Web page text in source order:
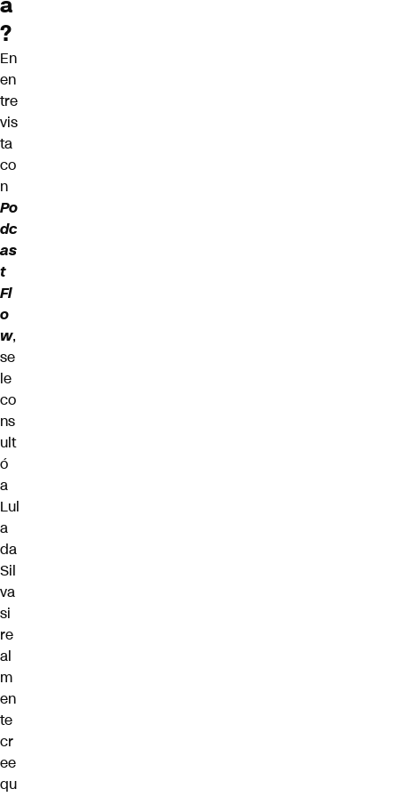
?
En
en
tre
vis
ta
co
n
Po
dc
as
t
Fl
o
w,
se
le
co
ns
ult
ó
a
Lul
a
da
Sil
va
si
re
al
m
en
te
cr
ee
qu